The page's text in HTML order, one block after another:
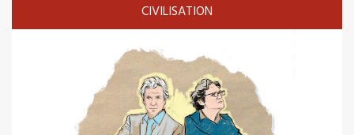
CIVILISATION